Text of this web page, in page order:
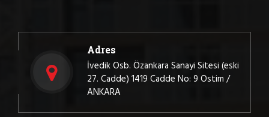
Adres
İvedik Osb. Özankara Sanayi Sitesi (eski
27. Cadde) 1419 Cadde No: 9 Ostim /
ANKARA